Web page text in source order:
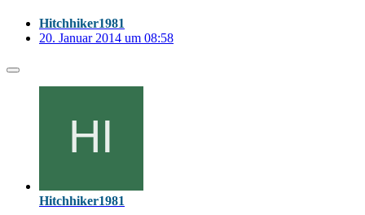
Hitchhiker1981
20. Januar 2014 um 08:58
Hitchhiker1981